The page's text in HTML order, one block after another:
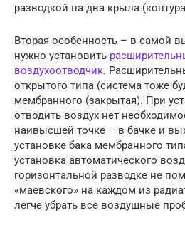
разводкой на два крыла
Вторая особенность – в самой
нужно установить
воздухоотводчик.
открытого типа (система тоже
мембранного (закрытая). При
отводить воздух нет
наивысшей точке – в бачке и
установке бака мембранного
установка автоматического
горизонтальной разводке не
«маевского» на каждом из
легче убрать все воздушные